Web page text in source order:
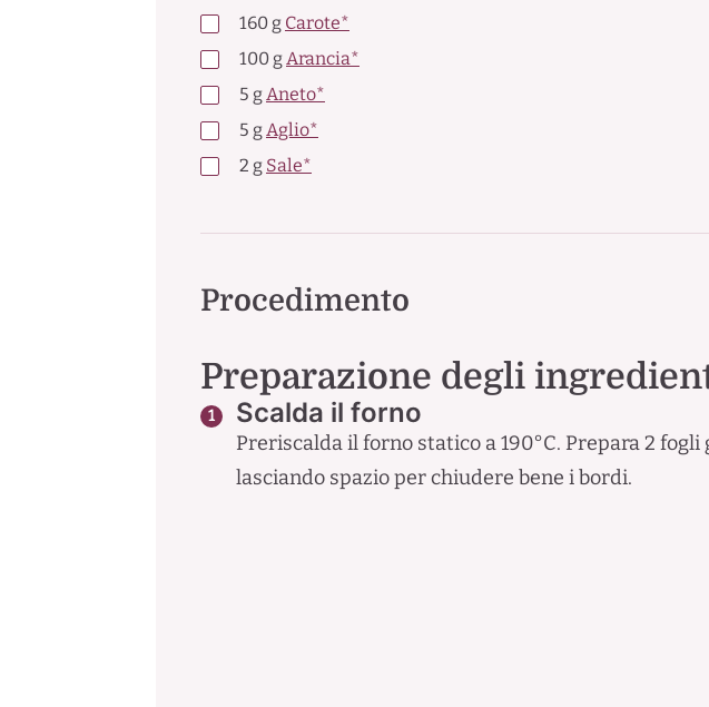
160 g Carote*
100 gArancia*
5 gAneto*
5 gAglio*
2 g Sale*
Procedimento
Preparazione degli
Scalda il forno
Preriscalda il forno statico a 190°C. Prepara 2
lasciando spazio per chiudere bene i bordi.